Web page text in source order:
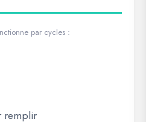
par cycles :
remplir